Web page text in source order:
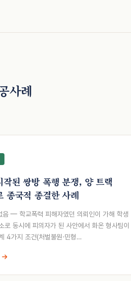
사례
작된 쌍방 폭행 분쟁, 양 트랙
종국적 종결한 사례
음 — 학교폭력 피해자였던 의뢰인이 가해 학생
로 동시에 피의자가 된 사안에서 화온 형사팀이
4가지 조건(처벌불원·민형…